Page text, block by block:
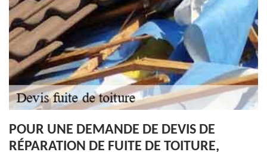
POUR UNE DEMANDE DE DEVIS DE
RÉPARATION DE FUITE DE TOITURE,